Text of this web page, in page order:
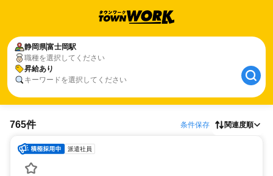
静岡県富士岡駅
職種を選択してください
昇給あり
キーワードを選択してください
765件 条件保存 関連度順
派遣社員